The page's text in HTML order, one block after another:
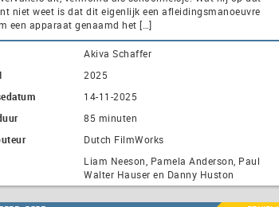
niet weet is dat dit eigenlijk een afleidingsmanoeuvre
een ​​apparaat genaamd het […]
Akiva Schaffer
2025
14-11-2025
85 minuten
Dutch FilmWorks
Liam Neeson, Pamela Anderson, Paul
Walter Hauser en Danny Huston